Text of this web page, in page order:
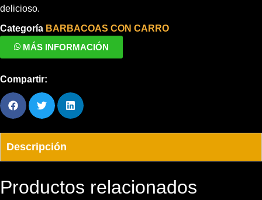
delicioso.
Categoría BARBACOAS CON CARRO
MÁS INFORMACIÓN
Compartir:
Descripción
Productos relacionados